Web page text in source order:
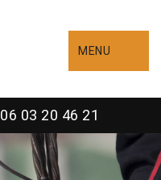
MENU
06 03 20 46 21